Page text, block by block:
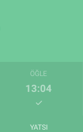
ÖĞLE
13:04
YATSI